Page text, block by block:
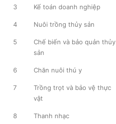
3 Kế toán doanh nghiệp
4 Nuôi trồng thủy sản
5
Chế biến và bảo quản thủy
sản
6 Chăn nuôi thú y
7
Trồng trọt và bảo vệ thực
vật
8 Thanh nhạc